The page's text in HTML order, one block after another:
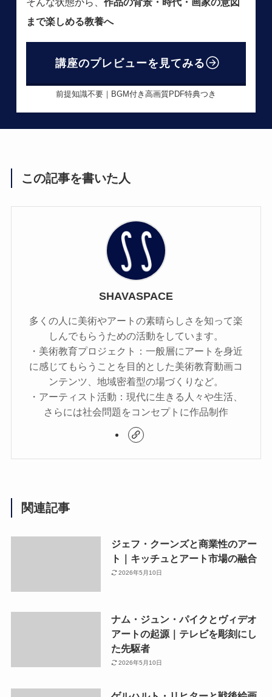
まで楽しめる教養へ
講座のプレビューを見てみる
前提知識不要｜BGM付き高画質PDF特典つき
この記事を書いた人
SHAVASPACE
多くの人に美術やアートの素​​晴らしさを知って楽
しんでもらうための活動をしています。
・美術教育プロジェクト：一般層にアートを身近
に感じてもらうことを目的とした美術教育動画コ
ンテンツ、地域密着型の場づくりなど。
・アーティスト活動：現代に生きる人々や生活、
さらには社会問題をコンセプトに作品制作
関連記事
ジェフ・クーンズと商業性のアー
ト｜キッチュとアート市場の融合
2026年5月10日
ナム・ジュン・パイクとヴィデオ
アートの起源｜テレビを彫刻にし
た先駆者
2026年5月10日